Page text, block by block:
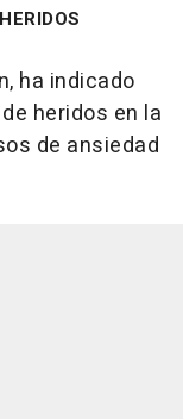
ha indicado
heridos en la
de ansiedad